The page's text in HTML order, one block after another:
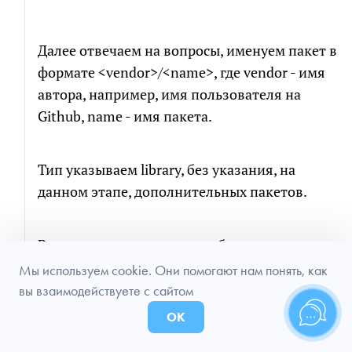
Далее отвечаем на вопросы, именуем пакет в
формате <vendor>/<name>, где vendor - имя
автора, например, имя пользователя на
Github, name - имя пакета.
Тип указываем library, без указания, на
данном этапе, дополнительных пакетов.
В итоге при завершении работы команды
будет создан файл composer.json:
Мы используем cookie. Они помогают нам понять, как
вы взаимодействуете с сайтом
ОК